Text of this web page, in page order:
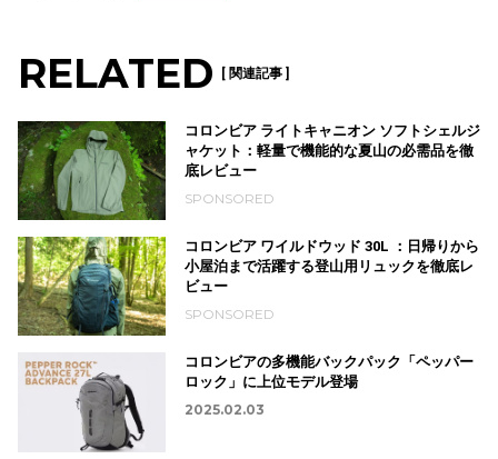
RELATED [ 関連記事 ]
コロンビア ライトキャニオン ソフトシェルジ
ャケット：軽量で機能的な夏山の必需品を徹
底レビュー
SPONSORED
コロンビア ワイルドウッド 30L ：日帰りから
小屋泊まで活躍する登山用リュックを徹底レ
ビュー
SPONSORED
コロンビアの多機能バックパック「ペッパー
ロック」に上位モデル登場
2025.02.03